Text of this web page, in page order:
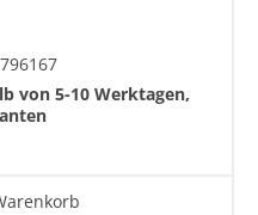
von 5-10 Werktagen,